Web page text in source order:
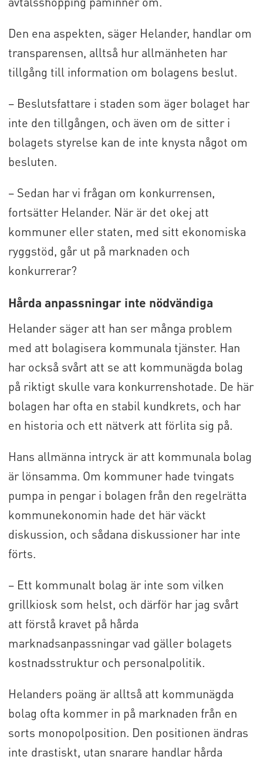
Den ena aspekten, säger Helander, handlar om
transparensen, alltså hur allmänheten har
tillgång till information om bolagens beslut.
– Beslutsfattare i staden som äger bolaget har
inte den tillgången, och även om de sitter i
bolagets styrelse kan de inte knysta något om
besluten.
– Sedan har vi frågan om konkurrensen,
fortsätter Helander. När är det okej att
kommuner eller staten, med sitt ekonomiska
ryggstöd, går ut på marknaden och
konkurrerar?
Hårda anpassningar inte nödvändiga
Helander säger att han ser många problem
med att bolagisera kommunala tjänster. Han
har också svårt att se att kommunägda bolag
på riktigt skulle vara konkurrenshotade. De här
bolagen har ofta en stabil kundkrets, och har
en historia och ett nätverk att förlita sig på.
Hans allmänna intryck är att kommunala bolag
är lönsamma. Om kommuner hade tvingats
pumpa in pengar i bolagen från den regelrätta
kommunekonomin hade det här väckt
diskussion, och sådana diskussioner har inte
förts.
– Ett kommunalt bolag är inte som vilken
grillkiosk som helst, och därför har jag svårt
att förstå kravet på hårda
marknadsanpassningar vad gäller bolagets
kostnadsstruktur och personalpolitik.
Helanders poäng är alltså att kommunägda
bolag ofta kommer in på marknaden från en
sorts monopolposition. Den positionen ändras
inte drastiskt, utan snarare handlar hårda